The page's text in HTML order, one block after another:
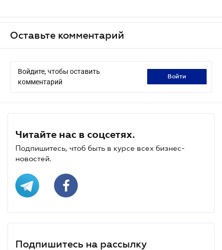
Оставьте комментарий
Войдите, чтобы оставить
комментарий
войти
Читайте нас в соцсетях.
Подпишитесь, чтоб быть в курсе всех бизнес-
новостей.
Подпишитесь на рассылку